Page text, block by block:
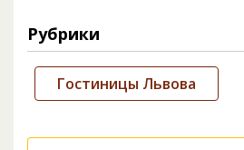
Рубрики
Гостиницы Львова